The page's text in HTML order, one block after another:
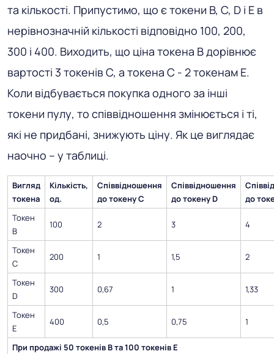
та кількості. Припустимо, що є токени B, C, D і E в
нерівнозначній кількості відповідно 100, 200,
300 і 400. Виходить, що ціна токена B дорівнює
вартості 3 токенів C, а токена C - 2 токенам E.
Коли відбувається покупка одного за інші
токени пулу, то співвідношення змінюється і ті,
які не придбані, знижують ціну. Як це виглядає
наочно – у таблиці.
Вигляд
токена
Кількість,
од.
Співвідношення
до токену C
Співвідношення
до токену D
до
Токен
B
100 2 3 4
Токен
C
200 1 1,5 2
Токен
D
300 0,67 1 1,33
Токен
E
400 0,5 0,75 1
При продажі 50 токенів B та 100 токенів E